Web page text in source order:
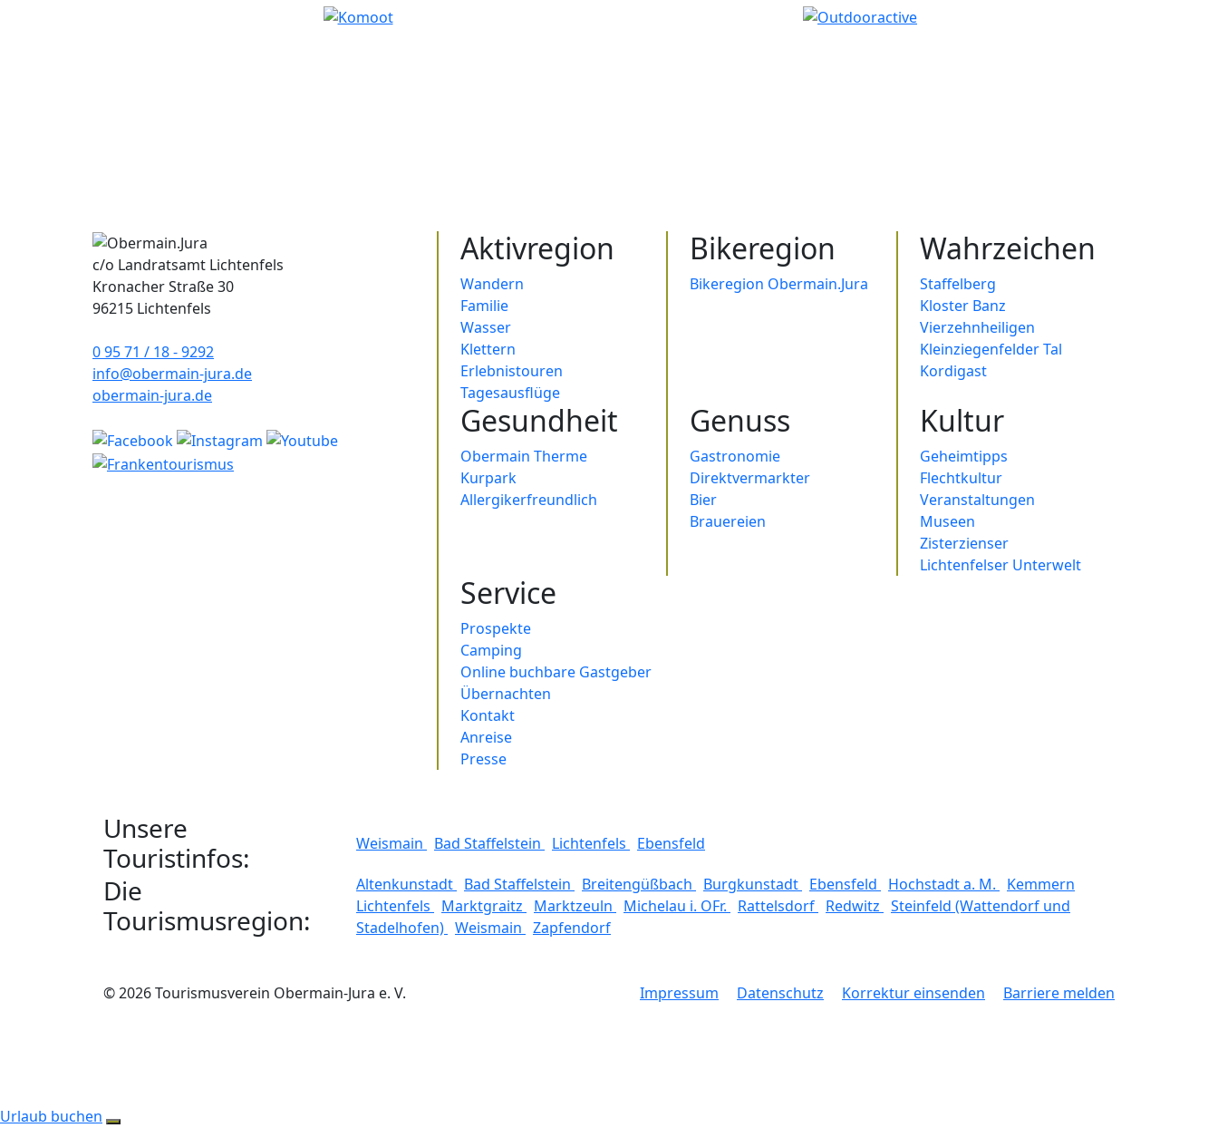
c/o Landratsamt Lichtenfels
Kronacher Straße 30
96215 Lichtenfels
0 95 71 / 18 - 9292
info@obermain-jura.de
obermain-jura.de
Aktivregion
Wandern
Familie
Wasser
Klettern
Erlebnistouren
Tagesausflüge
Bikeregion
Bikeregion Obermain.Jura
Wahrzeichen
Staffelberg
Kloster Banz
Vierzehnheiligen
Kleinziegenfelder Tal
Kordigast
Gesundheit
Obermain Therme
Kurpark
Allergikerfreundlich
Genuss
Gastronomie
Direktvermarkter
Bier
Brauereien
Kultur
Geheimtipps
Flechtkultur
Veranstaltungen
Museen
Zisterzienser
Lichtenfelser Unterwelt
Service
Prospekte
Camping
Online buchbare Gastgeber
Übernachten
Kontakt
Anreise
Presse
Unsere
Touristinfos:
Weismain Bad Staffelstein Lichtenfels Ebensfeld
Die
Tourismusregion:
Altenkunstadt Bad Staffelstein Breitengüßbach Burgkunstadt Ebensfeld Hochstadt a. M.
Kemmern
Lichtenfels
Marktgraitz Marktzeuln Michelau i. OFr. Rattelsdorf Redwitz Steinfeld (Wattendorf und
Stadelhofen) Weismain Zapfendorf
© 2026 Tourismusverein Obermain-Jura e. V. Impressum Datenschutz Korrektur einsenden Barriere melden
Urlaub buchen